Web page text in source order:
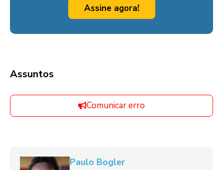
Assine agora!
Assuntos
Comunicar erro
Paulo Bogler